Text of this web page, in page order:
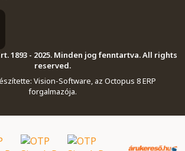
1893 - 2025. Minden jog fenntartva. All rights
reserved.
Vision-Software, az Octopus 8 ERP
forgalmazója.